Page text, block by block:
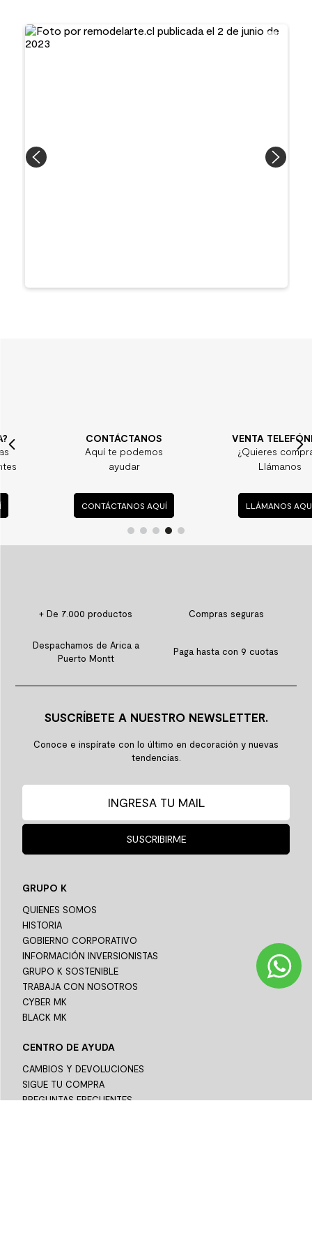
CONTÁCTANOS
Aquí te podemos
CONTÁCTANOS AQUÍ
VENTA TELEFÓNICA
¿Quieres comprar?
LLÁMANOS AQUÍ
+ De 7.000 productos Compras seguras
Despachamos de Arica a
Puerto Montt
Paga hasta con 9 cuotas
SUSCRÍBETE A NUESTRO NEWSLETTER.
Conoce e inspírate con lo último en decoración y nuevas
tendencias.
SUSCRIBIRME
GRUPO K
QUIENES SOMOS
HISTORIA
GOBIERNO CORPORATIVO
INFORMACIÓN INVERSIONISTAS
GRUPO K SOSTENIBLE
TRABAJA CON NOSOTROS
CYBER MK
BLACK MK
CENTRO DE AYUDA
CAMBIOS Y DEVOLUCIONES
SIGUE TU COMPRA
PREGUNTAS FRECUENTES